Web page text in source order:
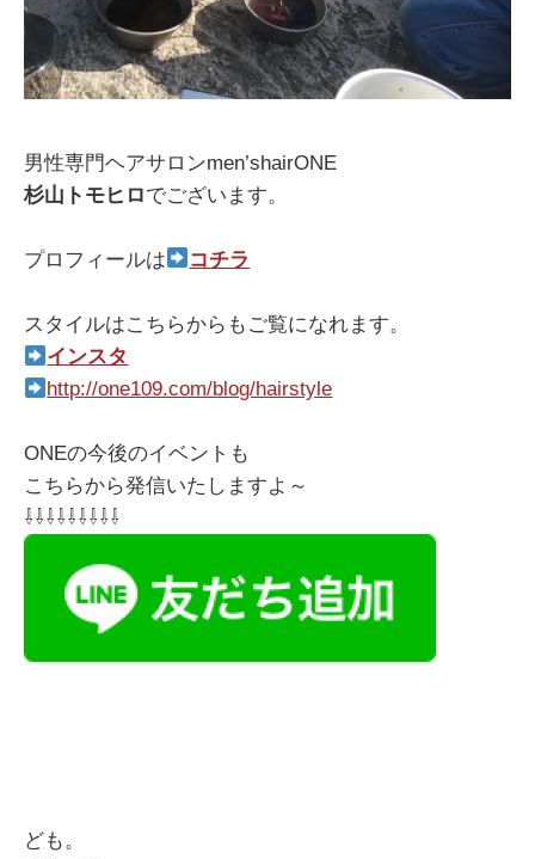
男性専門ヘアサロンmen’shairONE
杉山トモヒロでございます。
プロフィールは コチラ
スタイルはこちらからもご覧になれます。
インスタ
http://one109.com/blog/hairstyle
ONEの今後のイベントも
こちらから発信いたしますよ～
⇩⇩⇩⇩⇩⇩⇩⇩⇩
ども。